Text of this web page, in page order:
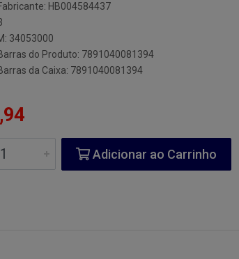
HB004584437
34053000
do Produto: 7891040081394
da Caixa: 7891040081394
Adicionar ao Carrinho